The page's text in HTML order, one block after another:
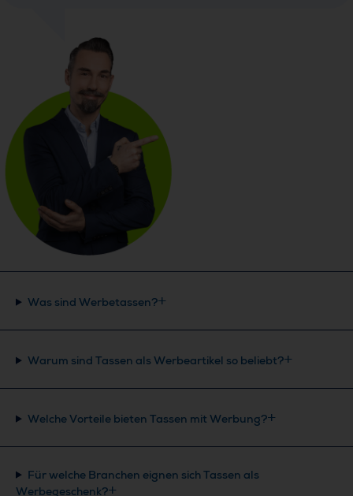
Was sind Werbetassen?
Warum sind Tassen als Werbeartikel so beliebt?
Welche Vorteile bieten Tassen mit Werbung?
Für welche Branchen eignen sich Tassen als
Werbegeschenk?